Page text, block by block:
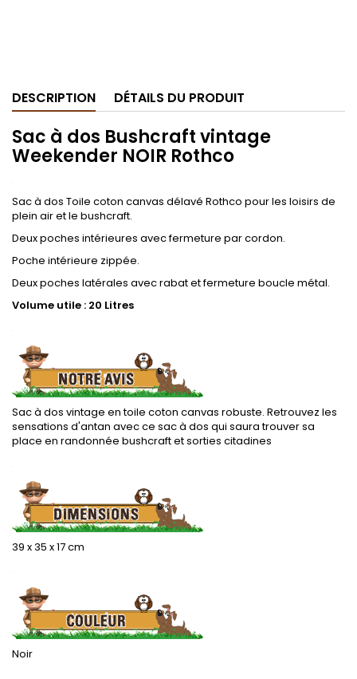
DESCRIPTION DÉTAILS DU PRODUIT
Sac à dos Bushcraft vintage
Weekender NOIR Rothco
.
Sac à dos Toile coton canvas délavé Rothco pour les loisirs de
plein air et le bushcraft.
Deux poches intérieures avec fermeture par cordon.
Poche intérieure zippée.
Deux poches latérales avec rabat et fermeture boucle métal.
Volume utile : 20 Litres
.
Sac à dos vintage en toile coton canvas robuste. Retrouvez les
sensations d'antan avec ce sac à dos qui saura trouver sa
place en randonnée bushcraft et sorties citadines
.
39 x 35 x 17 cm
.
Noir